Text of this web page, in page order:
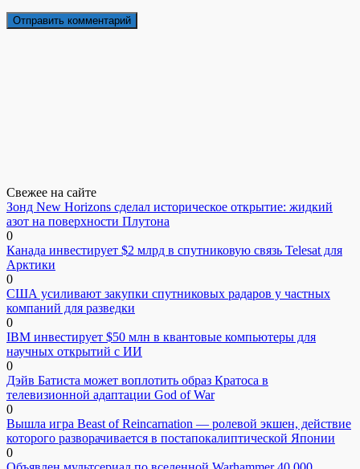
Свежее на сайте
Зонд New Horizons сделал историческое открытие: жидкий
азот на поверхности Плутона
0
Канада инвестирует $2 млрд в спутниковую связь Telesat для
Арктики
0
США усиливают закупки спутниковых радаров у частных
компаний для разведки
0
IBM инвестирует $50 млн в квантовые компьютеры для
научных открытий с ИИ
0
Дэйв Батиста может воплотить образ Кратоса в
телевизионной адаптации God of War
0
Вышла игра Beast of Reincarnation — ролевой экшен, действие
которого разворачивается в постапокалиптической Японии
0